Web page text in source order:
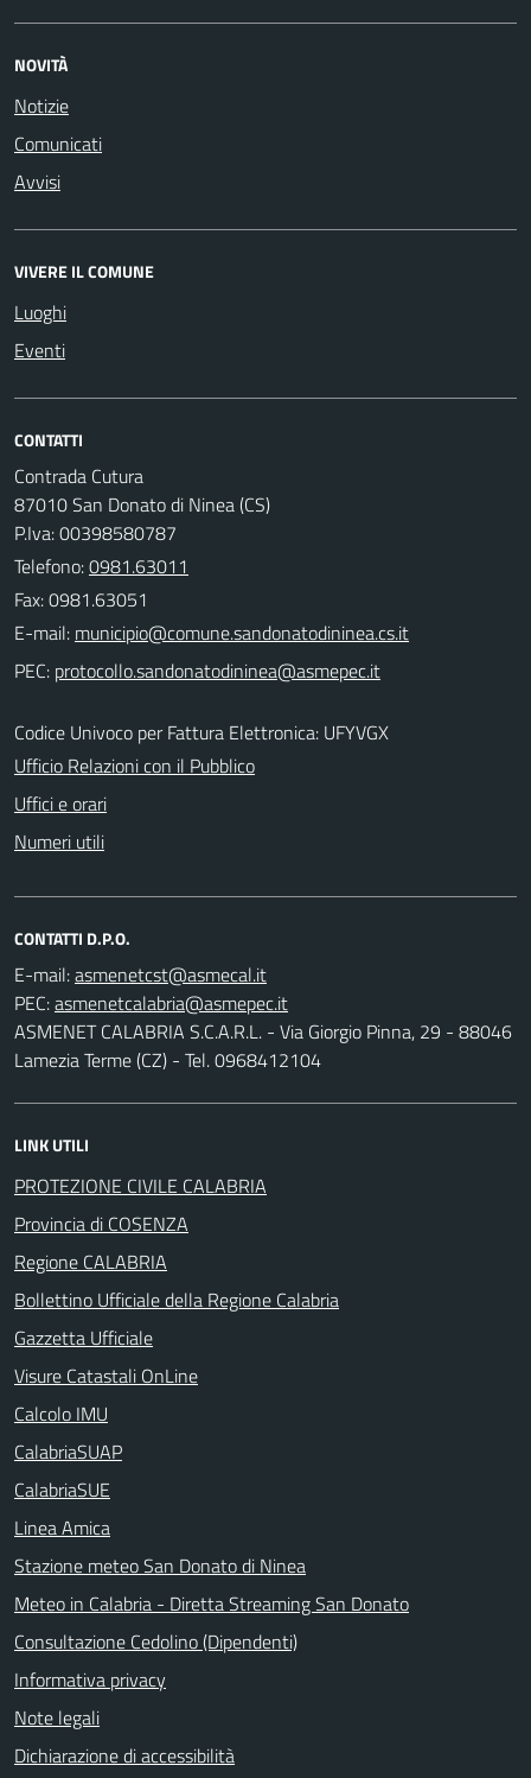
NOVITÀ
Notizie
Comunicati
Avvisi
VIVERE IL COMUNE
Luoghi
Eventi
CONTATTI
Contrada Cutura
87010 San Donato di Ninea (CS)
P.Iva: 00398580787
Telefono:0981.63011
Fax: 0981.63051
E-mail:
PEC:
Codice Univoco per Fattura Elettronica: UFYVGX
Ufficio Relazioni con il Pubblico
Uffici e orari
Numeri utili
CONTATTI D.P.O.
E-mail:
PEC:
ASMENET CALABRIA S.C.A.R.L. - Via Giorgio Pinna, 29 - 88046
Lamezia Terme (CZ) - Tel. 0968412104
LINK UTILI
PROTEZIONE CIVILE CALABRIA
Provincia di COSENZA
Regione CALABRIA
Bollettino Ufficiale della Regione Calabria
Gazzetta Ufficiale
Visure Catastali OnLine
Calcolo IMU
CalabriaSUAP
CalabriaSUE
Linea Amica
Stazione meteo San Donato di Ninea
Meteo in Calabria - Diretta Streaming San Donato
Consultazione Cedolino (Dipendenti)
Informativa privacy
Note legali
Dichiarazione di accessibilità